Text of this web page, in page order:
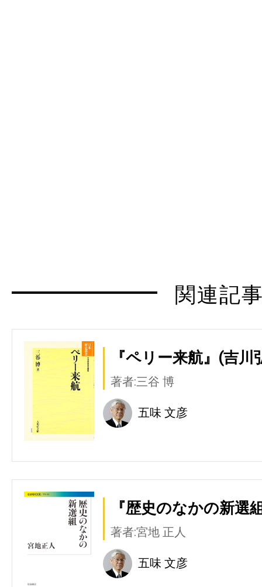
関連記
『ペリー来航』(吉川
著者:三谷 博
五味 文彦
『歴史のなかの新選
著者:宮地 正人
五味 文彦